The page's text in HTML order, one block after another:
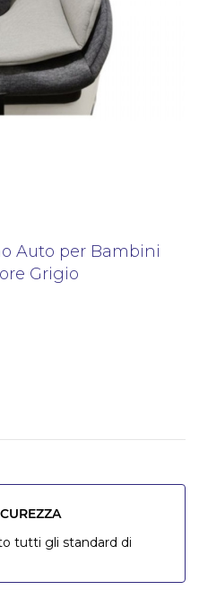
Auto per Bambini
Grigio
tutti gli standard di